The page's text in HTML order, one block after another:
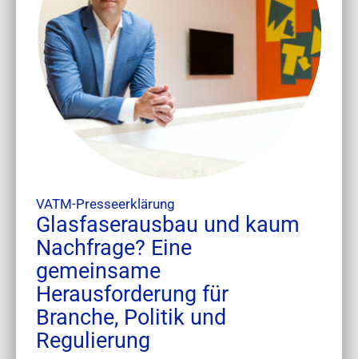
VATM-Presseerklärung
Glasfaserausbau und kaum
Nachfrage? Eine
gemeinsame
Herausforderung für
Branche, Politik und
Regulierung